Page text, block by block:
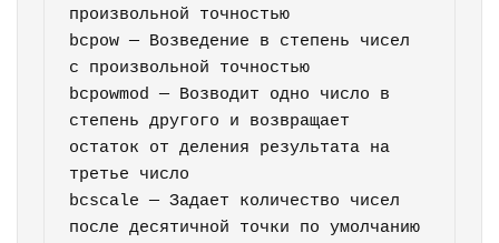
произвольной точностью
bcpow — Возведение в степень чисел
с произвольной точностью
bcpowmod — Возводит одно число в
степень другого и возвращает
остаток от деления результата на
третье число
bcscale — Задает количество чисел
после десятичной точки по умолчанию